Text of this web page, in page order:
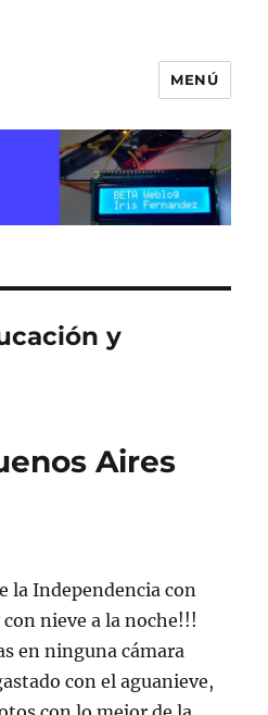
MENÚ
y
Aires
la Independencia con
nieve a la noche!!!
en ninguna cámara
con el aguanieve,